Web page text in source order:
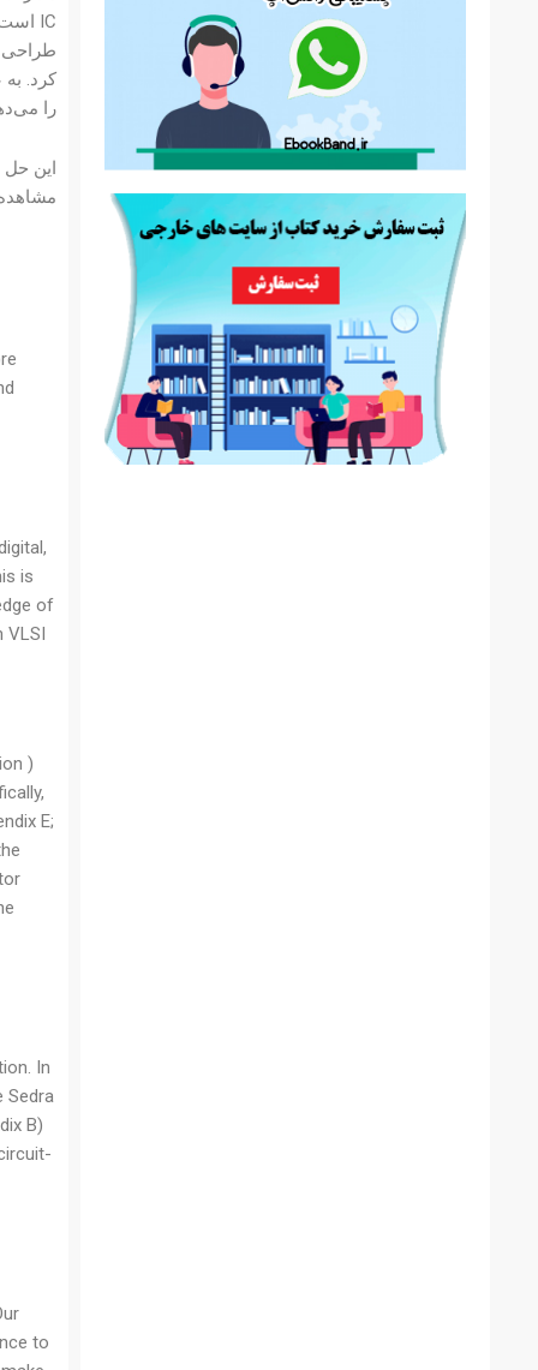
کرد.
را
is
of
VLSI
)
E;
In
Sedra
B)
to